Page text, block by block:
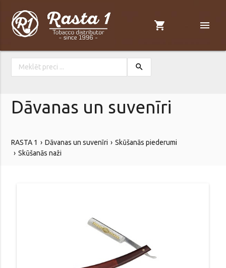
shopping_cart menu
search
Dāvanas un suvenīri
RASTA 1 Dāvanas un suvenīri
Skūšanās piederumi
Skūšanās naži